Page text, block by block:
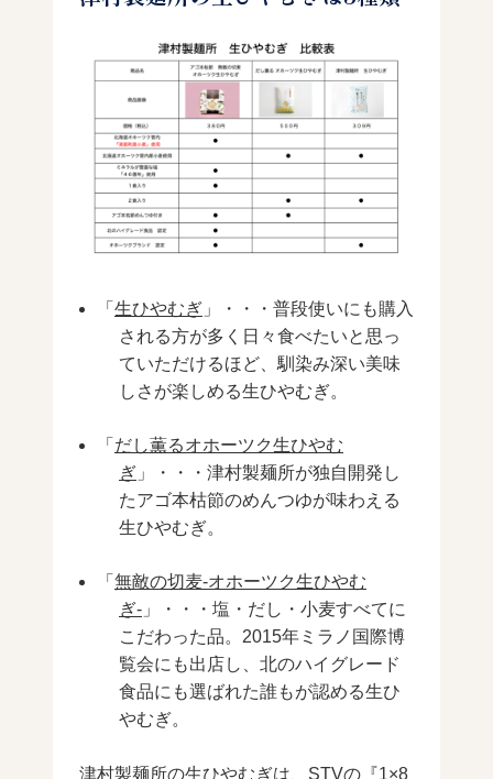
「 生ひやむぎ 」・・・普段使いにも購入
される方が多く日々食べたいと思っ
ていただけるほど、馴染み深い美味
しさが楽しめる生ひやむぎ。
「 だし薫るオホーツク生ひやむ
ぎ 」・・・津村製麺所が独自開発し
たアゴ本枯節のめんつゆが味わえる
生ひやむぎ。
「 無敵の切麦-オホーツク生ひやむ
ぎ- 」・・・塩・だし・小麦すべてに
こだわった品。2015年ミラノ国際博
覧会にも出店し、北のハイグレード
食品にも選ばれた誰もが認める生ひ
やむぎ。
津村製麺所の生ひやむぎは、STVの『1×8